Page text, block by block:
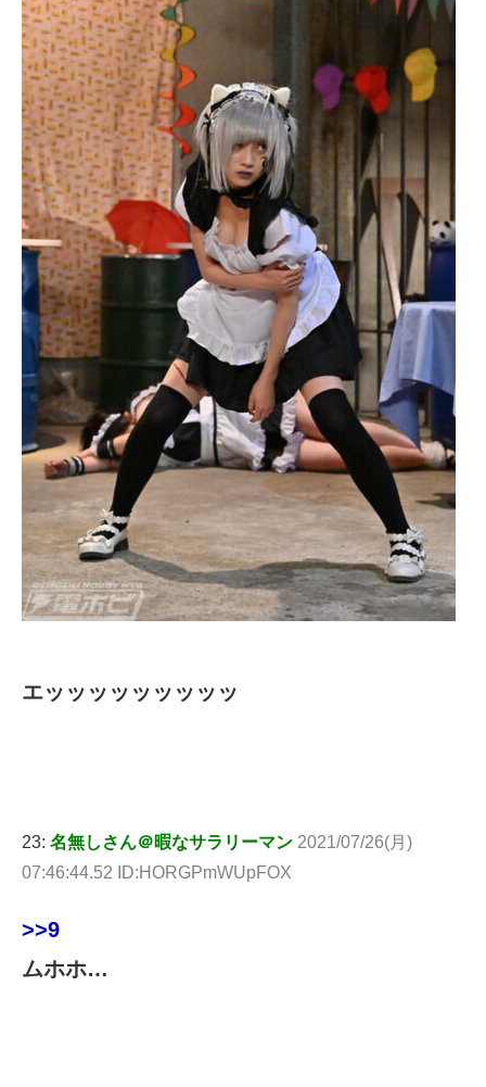
エッッッッッッッッッ
23: 名無しさん＠暇なサラリーマン 2021/07/26(月)
07:46:44.52 ID:HORGPmWUpFOX
>>9
ムホホ…